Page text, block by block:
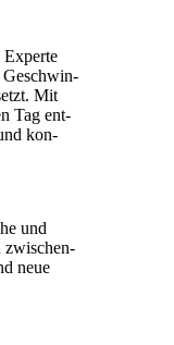
Geschwin­
Mit
Tag ent­
kon­
und
zwi­schen­
neue